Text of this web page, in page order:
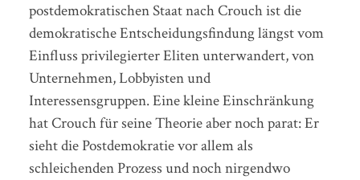
postdemokratischen Staat nach Crouch ist die
demokratische Entscheidungsfindung längst vom
Einfluss privilegierter Eliten unterwandert, von
Unternehmen, Lobbyisten und
Interessensgruppen. Eine kleine Einschränkung
hat Crouch für seine Theorie aber noch parat: Er
sieht die Postdemokratie vor allem als
schleichenden Prozess und noch nirgendwo